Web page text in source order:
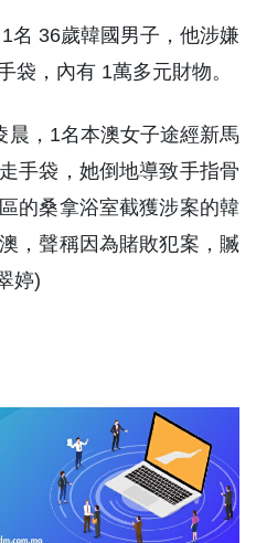
名 36歲韓國男子，他涉嫌
袋，內有 1萬多元財物。
，1名本澳女子途經新馬
手袋，她倒地導致手指骨
的桑拿浴室截獲涉案的韓
，聲稱因為賭敗犯案，贓
婷)